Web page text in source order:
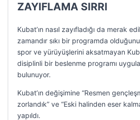
ZAYIFLAMA SIRRI
Kubat’ın nasıl zayıfladığı da merak
zamandır sıkı bir programda
spor ve yürüyüşlerini aksatmayan
disiplinli bir beslenme programı
bulunuyor.
Kubat’ın değişimine “Resmen
zorlandık” ve “Eski halinden eser
yapıldı.